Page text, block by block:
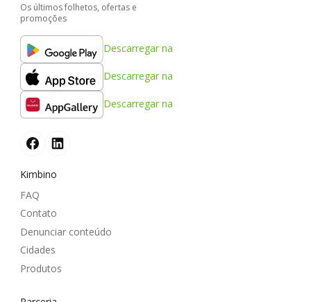
Os últimos folhetos, ofertas e
promoções
Descarregar na
Descarregar na
Descarregar na
Kimbino
FAQ
Contato
Denunciar conteúdo
Cidades
Produtos